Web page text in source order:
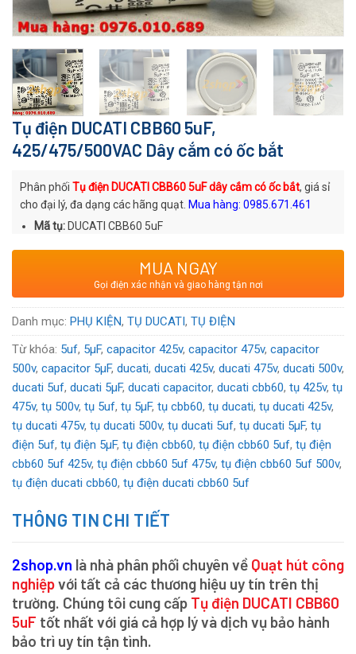
Tụ điện DUCATI CBB60 5uF,
425/475/500VAC Dây cắm có ốc bắt
Phân phối Tụ điện DUCATI CBB60 5uF dây cắm có ốc bắt, giá sỉ
cho đại lý, đa dạng các hãng quạt. Mua hàng: 0985.671.461
Mã tụ: DUCATI CBB60 5uF
Thương hiệu: DUCATI
: Thương hiệu Ý
Voltage:425/475/500VAC
MUA NGAY
Gọi điện xác nhận và giao hàng tận nơi
Danh mục: PHỤ KIỆN, TỤ DUCATI, TỤ ĐIỆN
Từ khóa: 5uf, 5μF, capacitor 425v, capacitor 475v, capacitor
500v, capacitor 5μF, ducati, ducati 425v, ducati 475v, ducati 500v,
ducati 5uf, ducati 5μF, ducati capacitor, ducati cbb60, tụ 425v, tụ
475v, tụ 500v, tụ 5uf, tụ 5μF, tụ cbb60, tụ ducati, tụ ducati 425v,
tụ ducati 475v, tụ ducati 500v, tụ ducati 5uf, tụ ducati 5μF, tụ
điện 5uf, tụ điện 5μF, tụ điện cbb60, tụ điện cbb60 5uf, tụ điện
cbb60 5uf 425v, tụ điện cbb60 5uf 475v, tụ điện cbb60 5uf 500v,
tụ điện ducati cbb60, tụ điện ducati cbb60 5uf
THÔNG TIN CHI TIẾT
2shop.vn là nhà phân phối chuyên về Quạt hút công
nghiệpvới tất cả các thương hiệu uy tín trên thị
trường. Chúng tôi cung cấp Tụ điện DUCATI CBB60
5uF tốt nhất với giá cả hợp lý và dịch vụ bảo hành
bảo trì uy tín tận tình.